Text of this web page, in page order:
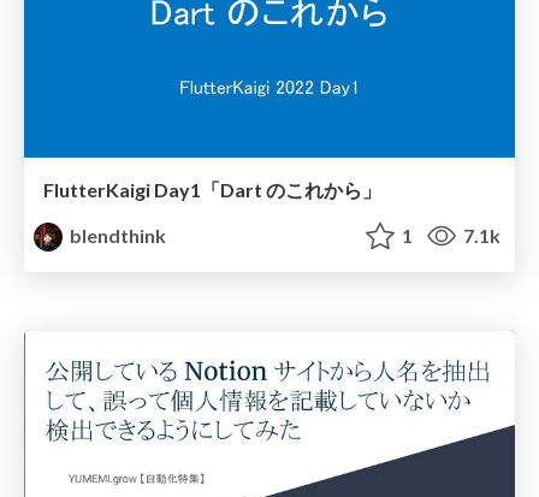
FlutterKaigi Day1「Dart のこれから」
blendthink
1 7.1k